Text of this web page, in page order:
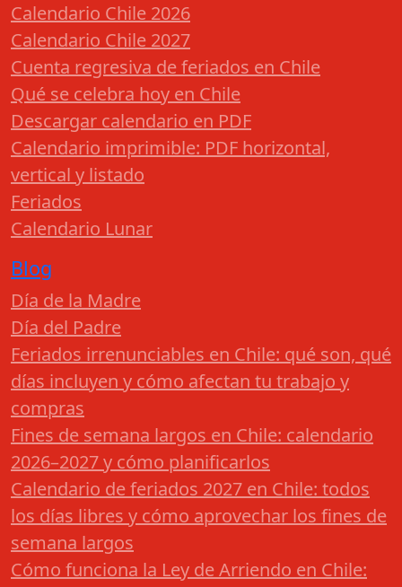
Calendario Chile 2026
Calendario Chile 2027
Cuenta regresiva de feriados en Chile
Qué se celebra hoy en Chile
Descargar calendario en PDF
Calendario imprimible: PDF horizontal,
vertical y listado
Feriados
Calendario Lunar
Blog
Día de la Madre
Día del Padre
Feriados irrenunciables en Chile: qué son, qué
días incluyen y cómo afectan tu trabajo y
compras
Fines de semana largos en Chile: calendario
2026–2027 y cómo planificarlos
Calendario de feriados 2027 en Chile: todos
los días libres y cómo aprovechar los fines de
semana largos
Cómo funciona la Ley de Arriendo en Chile: